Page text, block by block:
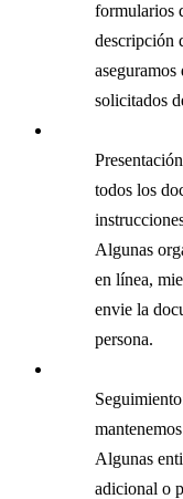
formularios
descripción
solicitados
todos los
Algunas
en línea,
envie la
persona.
Algunas
adicional o